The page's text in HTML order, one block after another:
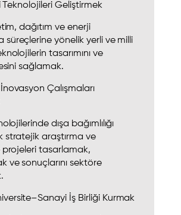
Teknolojileri Geliştirmek
dağıtım ve enerji
süreçlerine yönelik yerli ve milli
tasarımını ve
sağlamak.
Çalışmaları
dışa bağımlılığı
stratejik araştırma ve
projeleri tasarlamak,
ve sonuçlarını sektöre
İş Birliği Kurmak